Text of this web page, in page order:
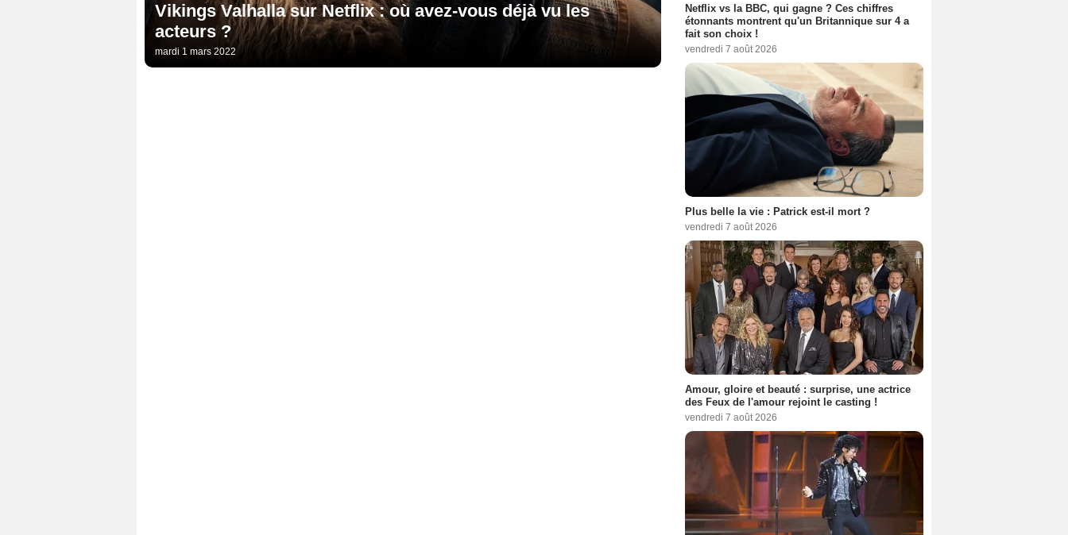
Vikings Valhalla sur Netflix : où avez-vous déjà vu les
acteurs ?
mardi 1 mars 2022
Netflix vs la BBC, qui gagne ? Ces chiffres
étonnants montrent qu'un Britannique sur 4 a
fait son choix !
vendredi 7 août 2026
Plus belle la vie : Patrick est-il mort ?
vendredi 7 août 2026
Amour, gloire et beauté : surprise, une actrice
des Feux de l'amour rejoint le casting !
vendredi 7 août 2026